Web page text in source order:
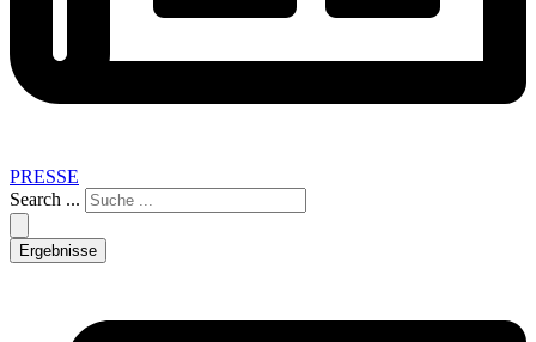
PRESSE
Search ...
Ergebnisse